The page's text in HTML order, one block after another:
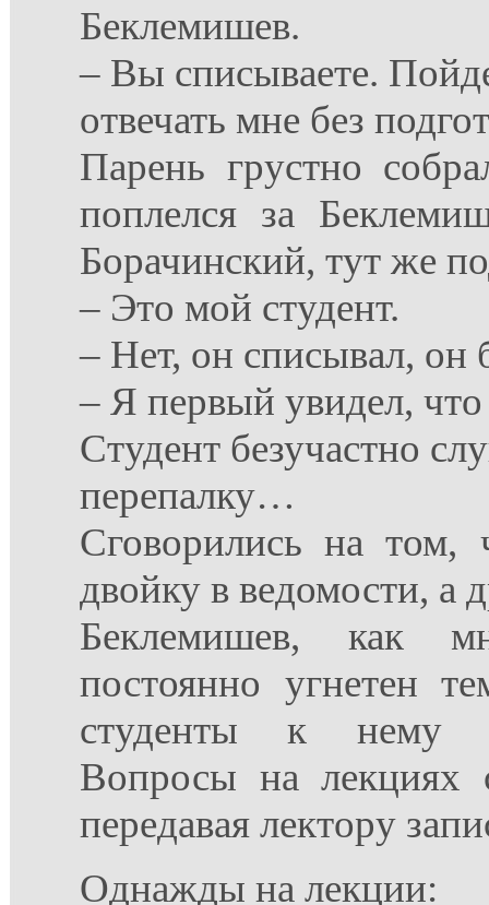
Беклемишев.
– Вы списываете.
отвечать мне без
Парень грустно
поплелся за
Борачинский, тут же
– Это мой студент.
– Нет, он списывал, он
– Я первый увидел,
Студент безучастно
перепалку…
Сговорились на том,
двойку в ведомости, а
Беклемишев, как
постоянно угнетен
студенты к нему
Вопросы на лекциях
передавая лектору
Однажды на лекции: